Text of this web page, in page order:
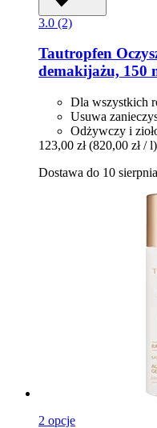
3.0 (2)
Tautropfen
demakijażu, 150
Dla wszystkich
Usuwa
Odżywczy i
123,00 zł (820,00 zł / l)
Dostawa do 10 sierpnia
2 opcje